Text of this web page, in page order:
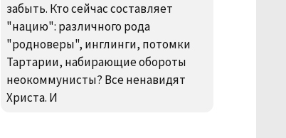
забыть. Кто сейчас составляет
"нацию": различного рода
"родноверы", инглинги, потомки
Тартарии, набирающие обороты
неокоммунисты? Все ненавидят
Христа. И